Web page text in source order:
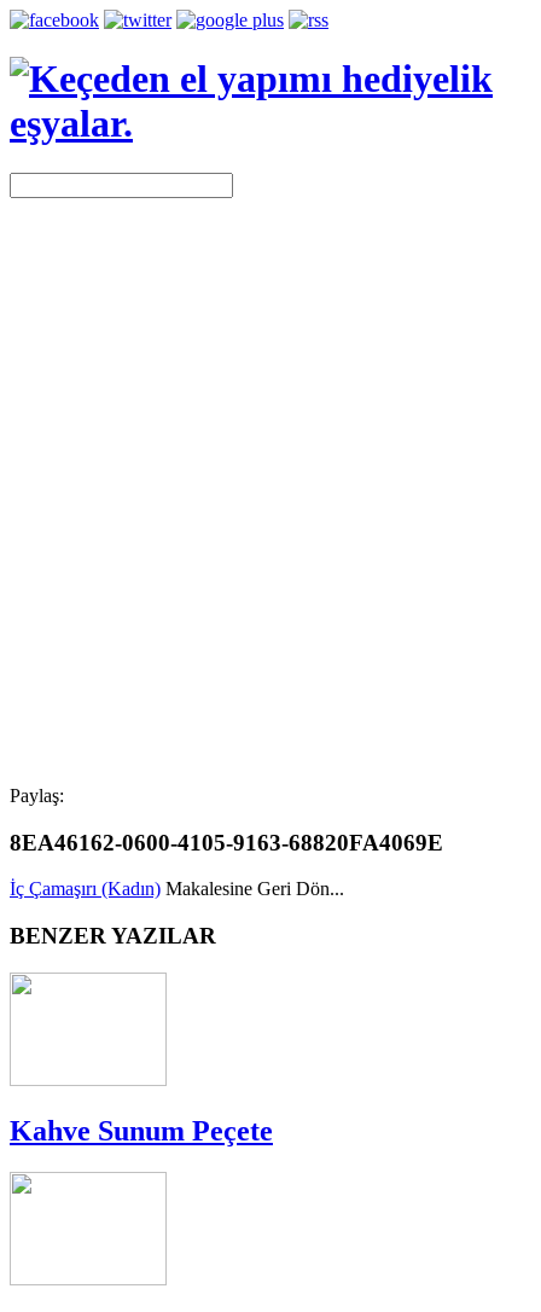
Paylaş:
8EA46162-0600-4105-9163-68820FA4069E
İç Çamaşırı (Kadın) Makalesine Geri Dön...
BENZER YAZILAR
Kahve Sunum Peçete